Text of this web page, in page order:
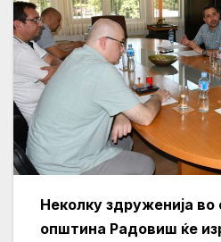
Неколку здруженија во
општина Радовиш ќе